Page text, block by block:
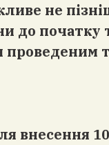
не
до початку
внесення